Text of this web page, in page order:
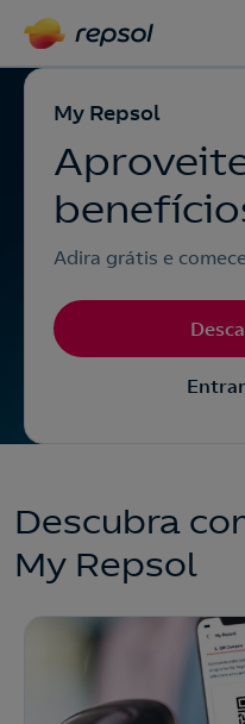
My Repsol
Adira grátis e
Descubra
My Repsol